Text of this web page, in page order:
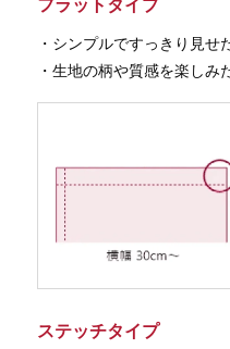
フラットタイプ
・シンプルですっきり見せ
・生地の柄や質感を楽しみ
ステッチタイプ